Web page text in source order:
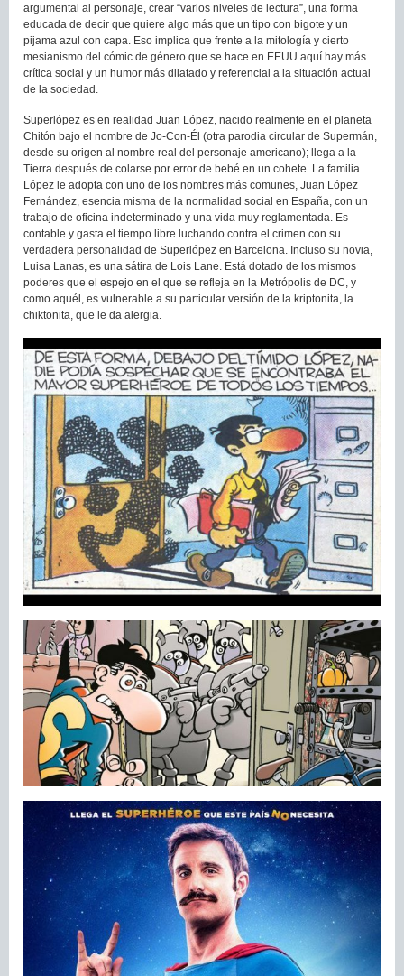
argumental al personaje, crear “varios niveles de lectura”, una forma
educada de decir que quiere algo más que un tipo con bigote y un
pijama azul con capa. Eso implica que frente a la mitología y cierto
mesianismo del cómic de género que se hace en EEUU aquí hay más
crítica social y un humor más dilatado y referencial a la situación actual
de la sociedad.
Superlópez es en realidad Juan López, nacido realmente en el planeta
Chitón bajo el nombre de Jo-Con-Él (otra parodia circular de Supermán,
desde su origen al nombre real del personaje americano); llega a la
Tierra después de colarse por error de bebé en un cohete. La familia
López le adopta con uno de los nombres más comunes, Juan López
Fernández, esencia misma de la normalidad social en España, con un
trabajo de oficina indeterminado y una vida muy reglamentada. Es
contable y gasta el tiempo libre luchando contra el crimen con su
verdadera personalidad de Superlópez en Barcelona. Incluso su novia,
Luisa Lanas, es una sátira de Lois Lane. Está dotado de los mismos
poderes que el espejo en el que se refleja en la Metrópolis de DC, y
como aquél, es vulnerable a su particular versión de la kriptonita, la
chiktonita, que le da alergia.